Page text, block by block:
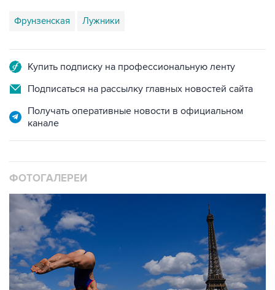
Фрунзенская Лужники
Купить подписку на профессиональную ленту
Подписаться на рассылку главных новостей сайта
Получать оперативные новости в официальном
канале
ФОТОГАЛЕРЕИ